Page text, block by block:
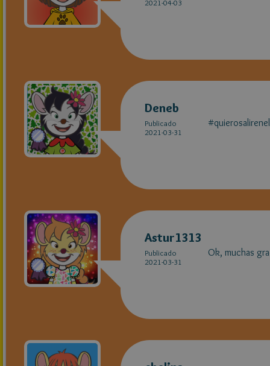
2021-04-03
Deneb
Publicado
2021-03-31
Astur1313
Publicado
2021-03-31
Ok, muchas